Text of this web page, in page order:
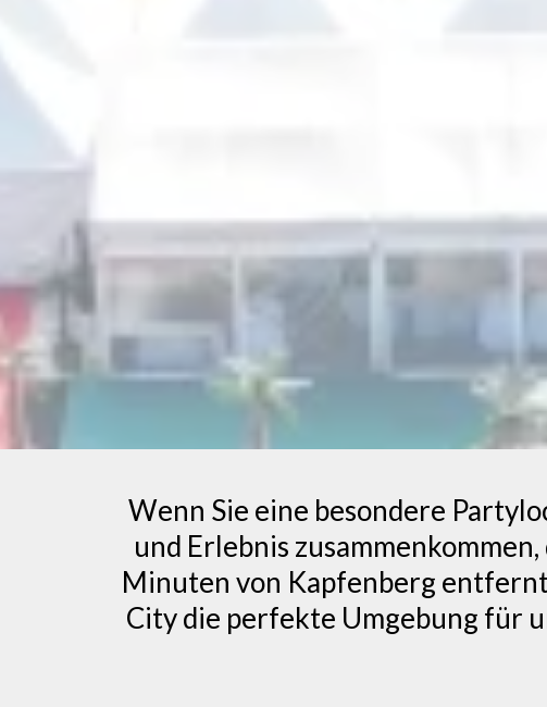
Wenn Sie eine besondere
und Erlebnis
Minuten von Kapfenberg
City die perfekte Umgebung für